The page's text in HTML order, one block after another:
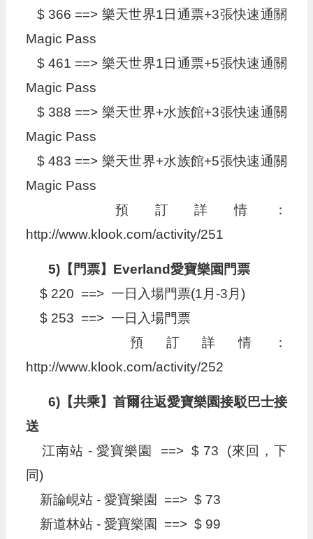
$ 366 ==> 樂天世界1日通票+3張快速通關
Magic Pass
$ 461 ==> 樂天世界1日通票+5張快速通關
Magic Pass
$ 388 ==> 樂天世界+水族館+3張快速通關
Magic Pass
$ 483 ==> 樂天世界+水族館+5張快速通關
Magic Pass
預訂詳情：
http://www.klook.com/activity/251
5)【門票】Everland愛寶樂園門票
$ 220 ==> 一日入場門票(1月-3月)
$ 253 ==> 一日入場門票
預訂詳情：
http://www.klook.com/activity/252
6)【共乘】首爾往返愛寶樂園接駁巴士接
送
江南站 - 愛寶樂園 ==> $ 73 (來回，下
同)
新論峴站 - 愛寶樂園 ==> $ 73
新道林站 - 愛寶樂園 ==> $ 99